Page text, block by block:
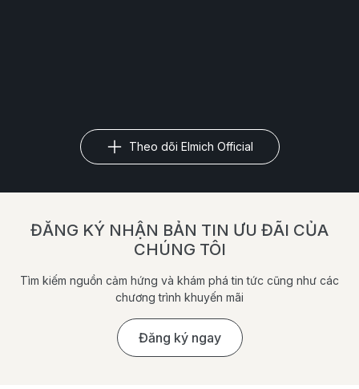
Theo dõi Elmich Official
ĐĂNG KÝ NHẬN BẢN TIN ƯU ĐÃI CỦA
CHÚNG TÔI
Tìm kiếm nguồn cảm hứng và khám phá tin tức cũng như các
chương trình khuyến mãi
Đăng ký ngay